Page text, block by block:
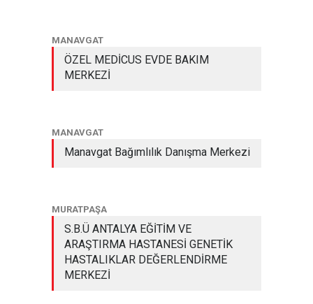
MANAVGAT
ÖZEL MEDİCUS EVDE BAKIM
MERKEZİ
MANAVGAT
Manavgat Bağımlılık Danışma Merkezi
MURATPAŞA
S.B.Ü ANTALYA EĞİTİM VE
ARAŞTIRMA HASTANESİ GENETİK
HASTALIKLAR DEĞERLENDİRME
MERKEZİ